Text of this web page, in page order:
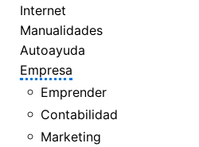
Internet
Manualidades
Autoayuda
Empresa
Emprender
Contabilidad
Marketing